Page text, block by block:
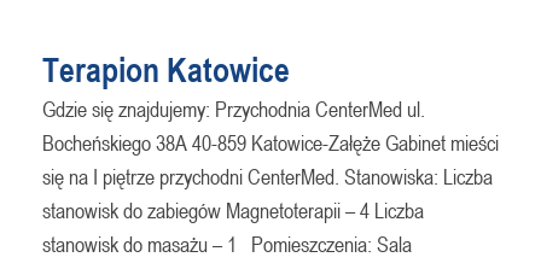
Terapion Katowice
Gdzie się znajdujemy: Przychodnia CenterMed ul.
Bocheńskiego 38A 40-859 Katowice-Załęże Gabinet mieści
się na I piętrze przychodni CenterMed. Stanowiska: Liczba
stanowisk do zabiegów Magnetoterapii – 4 Liczba
stanowisk do masażu – 1 Pomieszczenia: Sala